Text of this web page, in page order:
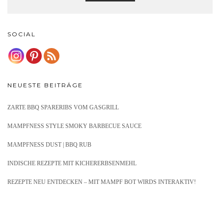
SOCIAL
NEUESTE BEITRÄGE
ZARTE BBQ SPARERIBS VOM GASGRILL
MAMPFNESS STYLE SMOKY BARBECUE SAUCE
MAMPFNESS DUST | BBQ RUB
INDISCHE REZEPTE MIT KICHERERBSENMEHL
REZEPTE NEU ENTDECKEN – MIT MAMPF BOT WIRDS INTERAKTIV!